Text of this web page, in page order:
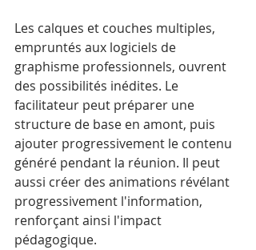
Les calques et couches multiples,
empruntés aux logiciels de
graphisme professionnels, ouvrent
des possibilités inédites. Le
facilitateur peut préparer une
structure de base en amont, puis
ajouter progressivement le contenu
généré pendant la réunion. Il peut
aussi créer des animations révélant
progressivement l'information,
renforçant ainsi l'impact
pédagogique.